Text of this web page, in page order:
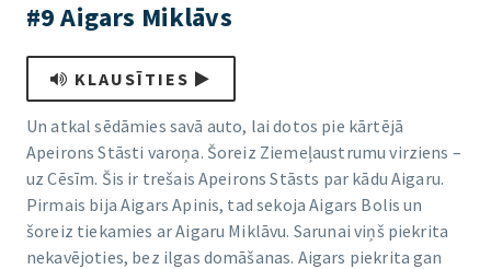
#9 Aigars Miklāvs
KLAUSĪTIES
Un atkal sēdāmies savā auto, lai dotos pie kārtējā
Apeirons Stāsti varoņa. Šoreiz Ziemeļaustrumu virziens –
uz Cēsīm. Šis ir trešais Apeirons Stāsts par kādu Aigaru.
Pirmais bija Aigars Apinis, tad sekoja Aigars Bolis un
šoreiz tiekamies ar Aigaru Miklāvu. Sarunai viņš piekrita
nekavējoties, bez ilgas domāšanas. Aigars piekrita gan